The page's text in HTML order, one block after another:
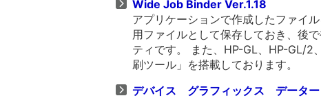
Wide Job Binder Ver.1.18
アプリケーションで作成したファイ
用ファイルとして保存しておき、後
ティです。 また、HP-GL、HP-GL/2
刷ツール」を搭載しております。
デバイス グラフィックス データ